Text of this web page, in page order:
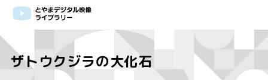
ザトウクジラの大化石